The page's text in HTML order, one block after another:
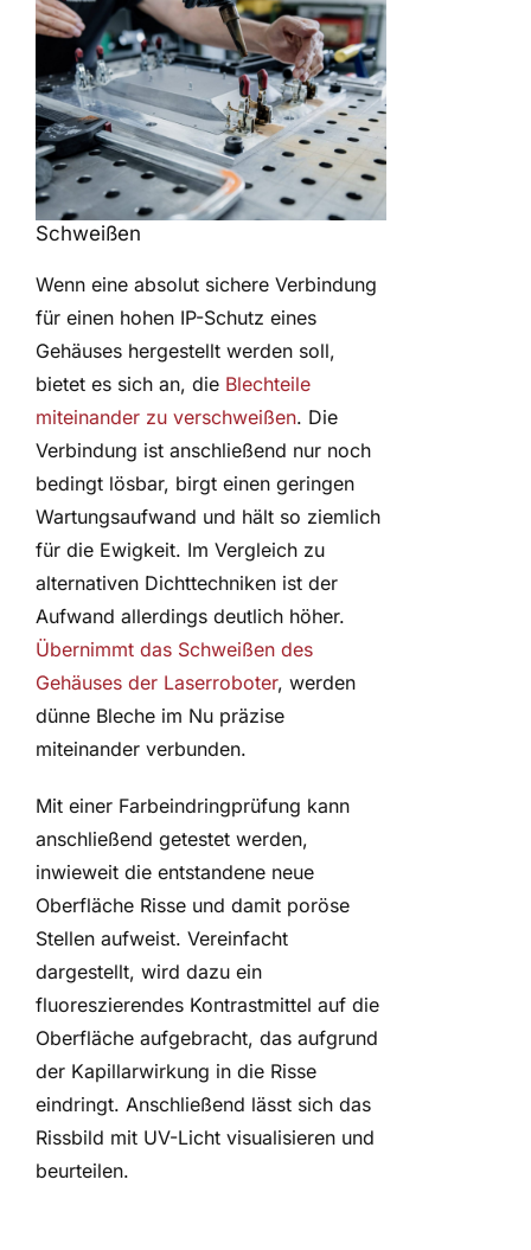
Schweißen
Wenn eine absolut sichere Verbindung
für einen hohen IP-Schutz eines
Gehäuses hergestellt werden soll,
bietet es sich an, die Blechteile
miteinander zu verschweißen. Die
Verbindung ist anschließend nur noch
bedingt lösbar, birgt einen geringen
Wartungsaufwand und hält so ziemlich
für die Ewigkeit. Im Vergleich zu
alternativen Dichttechniken ist der
Aufwand allerdings deutlich höher.
Übernimmt das Schweißen des
Gehäuses der Laserroboter, werden
dünne Bleche im Nu präzise
miteinander verbunden.
Mit einer Farbeindringprüfung kann
anschließend getestet werden,
inwieweit die entstandene neue
Oberfläche Risse und damit poröse
Stellen aufweist. Vereinfacht
dargestellt, wird dazu ein
fluoreszierendes Kontrastmittel auf die
Oberfläche aufgebracht, das aufgrund
der Kapillarwirkung in die Risse
eindringt. Anschließend lässt sich das
Rissbild mit UV-Licht visualisieren und
beurteilen.